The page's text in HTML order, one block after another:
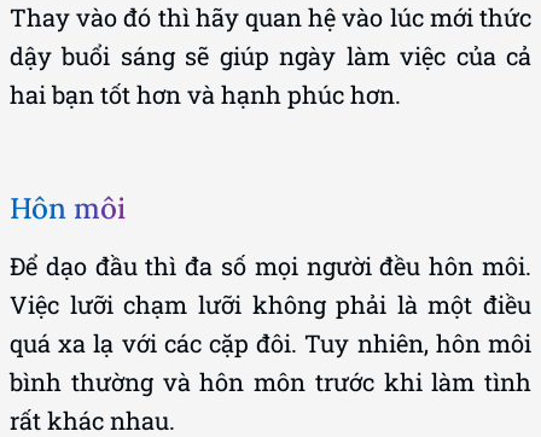
Thay vào đó thì hãy quan hệ vào lúc mới thức
dậy buổi sáng sẽ giúp ngày làm việc của cả
hai bạn tốt hơn và hạnh phúc hơn.
Hôn môi
Để dạo đầu thì đa số mọi người đều hôn môi.
Việc lưỡi chạm lưỡi không phải là một điều
quá xa lạ với các cặp đôi. Tuy nhiên, hôn môi
bình thường và hôn môn trước khi làm tình
rất khác nhau.